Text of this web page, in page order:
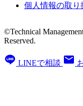
個人情報の取り
©Technical
Reserved.
LINEで相談